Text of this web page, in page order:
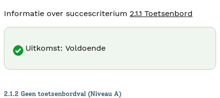
Informatie over succescriterium 2.1.1 Toetsenbord
Uitkomst: Voldoende
2.1.2 Geen toetsenbordval (Niveau A)